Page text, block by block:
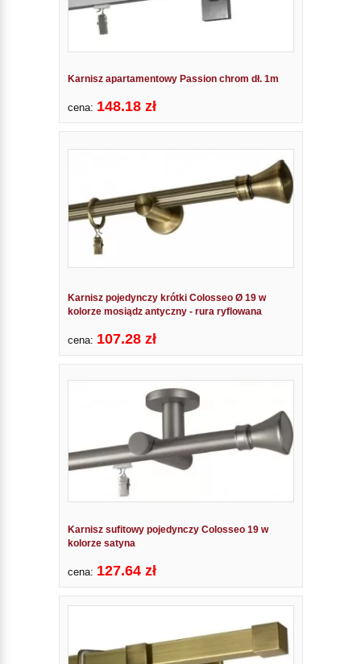
Karnisz apartamentowy Passion chrom dł. 1m
cena: 148.18 zł
Karnisz pojedynczy krótki Colosseo Ø 19 w
kolorze mosiądz antyczny - rura ryflowana
cena: 107.28 zł
Karnisz sufitowy pojedynczy Colosseo 19 w
kolorze satyna
cena: 127.64 zł